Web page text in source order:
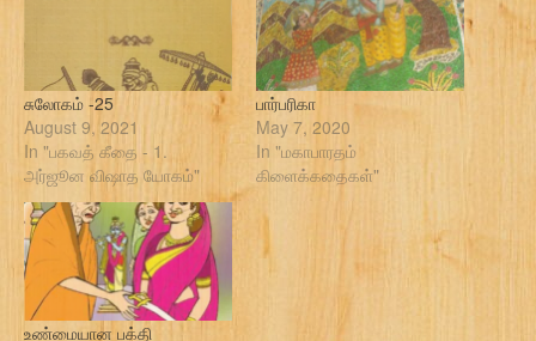
சுலோகம் -25
August 9, 2021
In "பகவத் கீதை - 1.
அர்ஜூன விஷாத யோகம்"
பார்பரிகா
May 7, 2020
In "மகாபாரதம்
கிளைக்கதைகள்"
உண்மையான பக்தி